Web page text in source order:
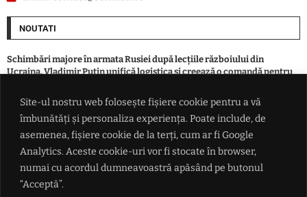
Site-ul nostru web folosește fișiere cookie pentru a vă
îmbunătăți și personaliza experiența. Poate include, de
asemenea, fișiere cookie de la terți, cum ar fi Google
Analytics. Aceste cookie-uri vor fi stocate în browser,
numai cu acordul dumneavoastră apăsând pe butonul
“Acceptă”.
NOUTATI
Schimbări majore în armata Rusiei după lecțiile războiului din
Ucraina. Vladimir Putin unifică logistica și creează o comandă pentru
El este pășcăneanul care a fost găsit îngropat într-o curte. Dispăruse
din luna aprilie
VIDEO Momentul în care un fotbalist moare lovit de fulger, pe teren:
stare de șoc la echipă